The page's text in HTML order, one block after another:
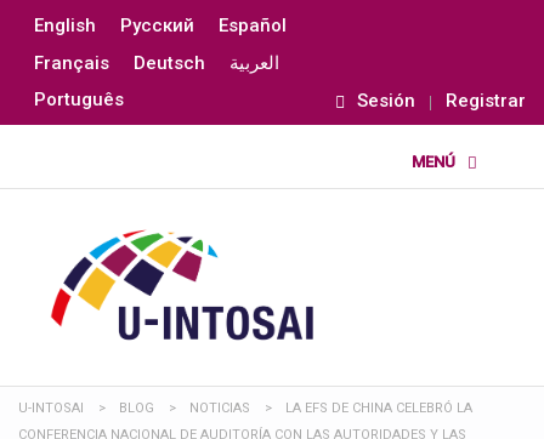
English Русский
Español
Français
Deutsch
العربية
Português
Sesión Registrar
U-INTOSAI > BLOG > NOTICIAS >
LA EFS DE CHINA CELEBRÓ LA
CONFERENCIA NACIONAL DE AUDITORÍA CON LAS AUTORIDADES Y LAS